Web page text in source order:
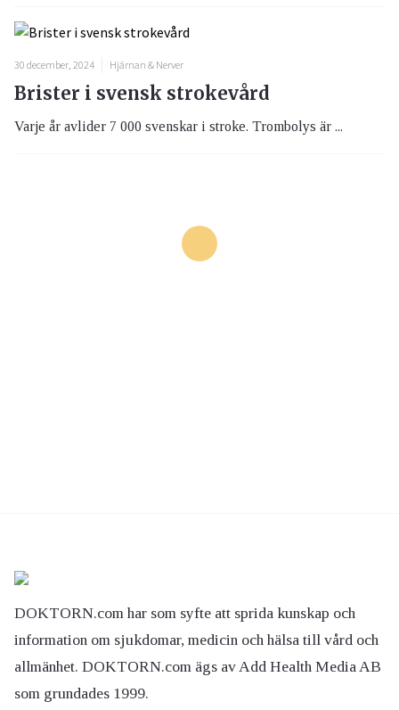
30 december, 2024 Hjärnan & Nerver
Brister i svensk strokevård
Varje år avlider 7 000 svenskar i stroke. Trombolys är ...
DOKTORN.com har som syfte att sprida kunskap och
information om sjukdomar, medicin och hälsa till vård och
allmänhet. DOKTORN.com ägs av Add Health Media AB
som grundades 1999.